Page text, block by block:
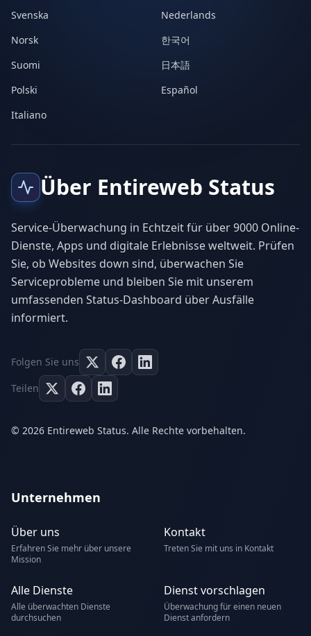
Svenska
Nederlands
Norsk
한국어
Suomi
日本語
Polski
Español
Italiano
Über Entireweb Status
Service-Überwachung in Echtzeit für über 9000 Online-
Dienste, Apps und digitale Erlebnisse weltweit. Prüfen
Sie, ob Websites down sind, überwachen Sie
Serviceprobleme und bleiben Sie mit unserem
umfassenden Status-Dashboard über Ausfälle
informiert.
Folgen Sie uns
Teilen
© 2026 Entireweb Status. Alle Rechte vorbehalten.
Unternehmen
Über uns
Erfahren Sie mehr über unsere
Mission
Kontakt
Treten Sie mit uns in Kontakt
Alle Dienste
Alle überwachten Dienste
durchsuchen
Dienst vorschlagen
Überwachung für einen neuen
Dienst anfordern